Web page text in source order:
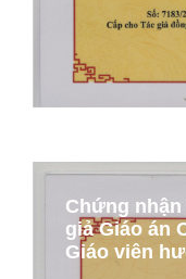
Chứng
giả Giáo án
Giáo viên